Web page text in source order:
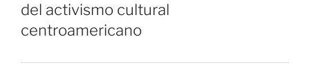
del activismo cultural
centroamericano